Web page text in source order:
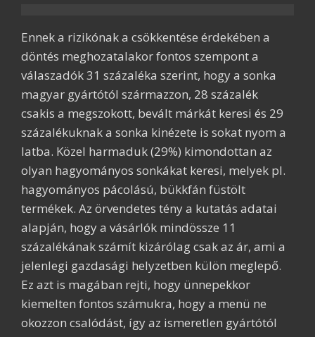
Ennek a rizikónak a csökkentése érdekében a
döntés meghozatalakor fontos szempont a
válaszadók 31 százaléka szerint, hogy a sonka
magyar gyártótól származzon, 28 százalék
csakis a megszokott, bevált márkát keresi és 29
százalékuknak a sonka kinézete is sokat nyom a
latba. Közel harmaduk (29%) kimondottan az
olyan hagyományos sonkákat keresi, melyek pl.
hagyományos pácolású, bükkfán füstölt
termékek. Az örvendetes tény a kutatás adatai
alapján, hogy a vásárlók mindössze 11
százalékának számít kizárólag csak az ár, ami a
jelenlegi gazdasági helyzetben külön meglepő.
Ez azt is magában rejti, hogy ünnepekkor
kiemelten fontos számukra, hogy a menü ne
okozzon csalódást, így az ismeretlen gyártótól